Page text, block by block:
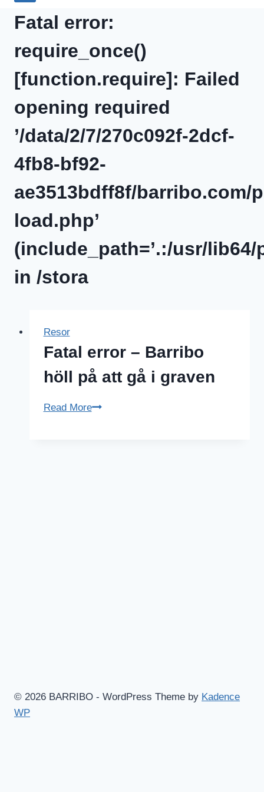
Fatal error:
require_once()
[function.require]: Failed
opening required
’/data/2/7/270c092f-2dcf-
4fb8-bf92-
ae3513bdff8f/barribo.com/
load.php’
(include_path=’.:/usr/lib64/
in /stora
Resor
Fatal error – Barribo
höll på att gå i graven
Read MoreFatal
© 2026 BARRIBO - WordPress Theme by Kadence
WP